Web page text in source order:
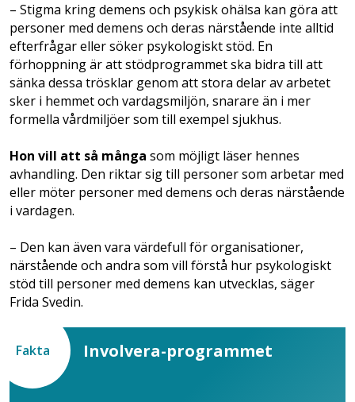
– Stigma kring demens och psykisk ohälsa kan göra att
personer med demens och deras närstående inte alltid
efterfrågar eller söker psykologiskt stöd. En
förhoppning är att stödprogrammet ska bidra till att
sänka dessa trösklar genom att stora delar av arbetet
sker i hemmet och vardagsmiljön, snarare än i mer
formella vårdmiljöer som till exempel sjukhus.
Hon vill att så många som möjligt läser hennes
avhandling. Den riktar sig till personer som arbetar med
eller möter personer med demens och deras närstående
i vardagen.
– Den kan även vara värdefull för organisationer,
närstående och andra som vill förstå hur psykologiskt
stöd till personer med demens kan utvecklas, säger
Frida Svedin.
Fakta Involvera-programmet